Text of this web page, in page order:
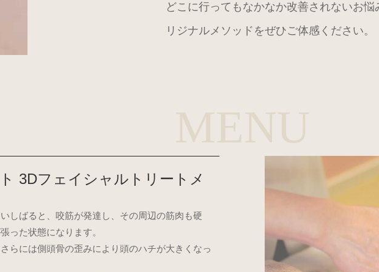
どこに行ってもなかなか改善されないお
リジナルメソッドをぜひご体感ください。
MENU
3Dフェイシャルトリートメ
しばると、咬筋が発達し、その周辺の筋肉も硬
った状態になります。
らには側頭骨の歪みにより頭のハチが大きくなっ